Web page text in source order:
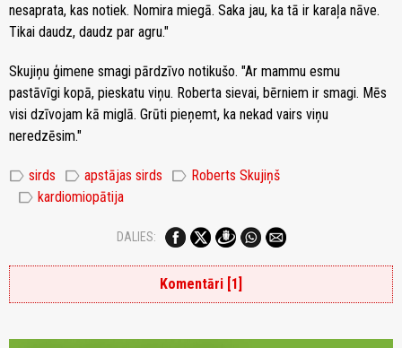
nesaprata, kas notiek. Nomira miegā. Saka jau, ka tā ir karaļa nāve.
Tikai daudz, daudz par agru."
Skujiņu ģimene smagi pārdzīvo notikušo. "Ar mammu esmu
pastāvīgi kopā, pieskatu viņu. Roberta sievai, bērniem ir smagi. Mēs
visi dzīvojam kā miglā. Grūti pieņemt, ka nekad vairs viņu
neredzēsim."
label sirds label apstājas sirds label Roberts Skujiņš
label kardiomiopātija
DALIES:
Komentāri [1]